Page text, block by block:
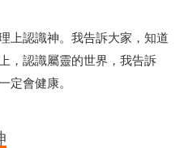
上認識神。我告訴大家，知道
，認識屬靈的世界，我告訴
定會健康。